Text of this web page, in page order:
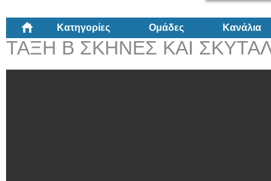
Κατηγορίες Ομάδες Κανάλια
ΤΑΞΗ Β ΣΚΗΝΕΣ ΚΑΙ